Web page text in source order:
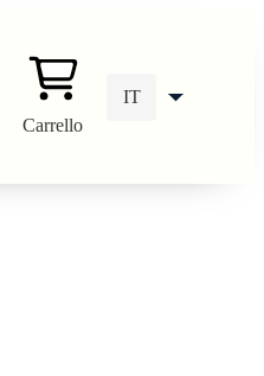
Carrello
IT